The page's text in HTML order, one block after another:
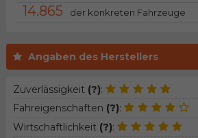
Angaben des Herstellers
Zuverlässigkeit (?):
Fahreigenschaften (?):
Wirtschaftlichkeit (?):
14.865 der konkreten Fahrzeuge